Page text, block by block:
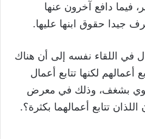
فيما دافع آخرون عنها
جيدا حقوق ابنها عليها.
في اللقاء نفسه إلى أن هناك
أعمالهم لكنها تتابع أعمال
بشغف، وذلك في معرض
تتابع أعمالهما بكثرة؟.